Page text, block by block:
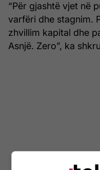
“Për gjashtë vjet në
varfëri dhe stagnim.
zhvillim kapital dhe
Asnjë. Zero”, ka